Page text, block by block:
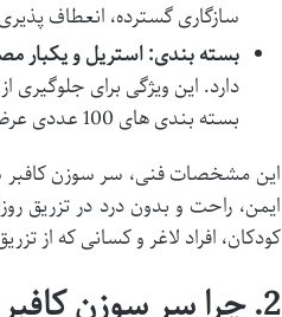
سازگاری گسترده، انعطاف پذیری
بسته بندی: استریل و یکبار
دارد. این ویژگی برای
بسته بندی های 100 عددی عرضه می شود.
ایمن، راحت و بدون درد در تزریق
کودکان، افراد لاغر و کسانی که